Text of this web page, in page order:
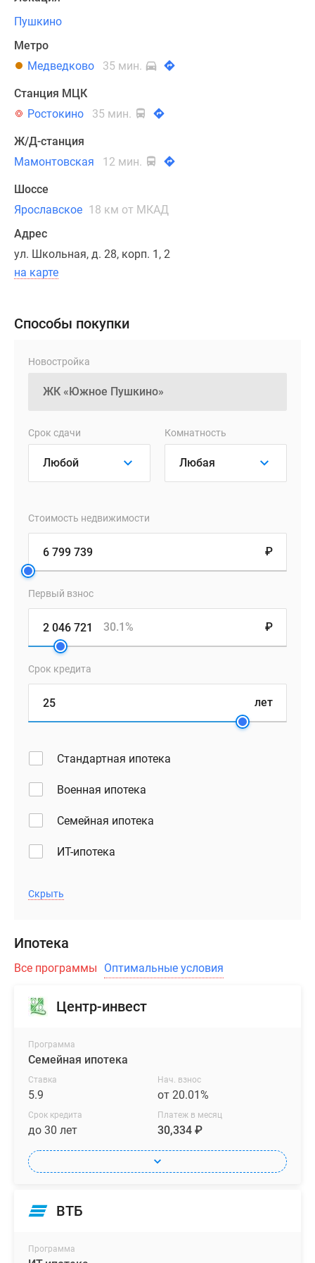
лес.
Удобный
выезд
столице
обеспечивает
Ярославское
шоссе.
По
платной
Мытищинская
хорда
можно
за
доехать
аэропорта
пешеходов,
общественный
транспорт,
рядом
обустроено
множество
автобусных
остановок.
минут
железнодорожной
платформы
«Мамонтовская»,
минут
«Пушкино».
Выезд
Москву
займет
минут.
Современная
архитектура
корпусов
разработана
Пушкино
Метро
Медведково
35 мин.
Станция МЦК
Ростокино
35 мин.
Ж/Д-станция
Мамонтовская
12 мин.
Шоссе
Ярославское 18 км от МКАД
Адрес
ул. Школьная, д. 28, корп. 1, 2
на карте
Способы покупки
Новостройка
Срок сдачи Комнатность
Стоимость недвижимости
₽
Первый взнос
₽
30.1%
Срок кредита
лет
Стандартная ипотека
Военная ипотека
Семейная ипотека
ИТ-ипотека
Скрыть
Ипотека
Все программы Оптимальные условия
Центр-инвест
Программа
Семейная ипотека
Ставка
5.9
Нач. взнос
от 20.01%
Срок кредита
до 30 лет
Платеж в месяц
30,334 ₽
ВТБ
Программа